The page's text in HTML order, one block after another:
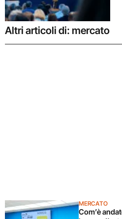
Altri articoli di: mercato
MERCATO
Com’è